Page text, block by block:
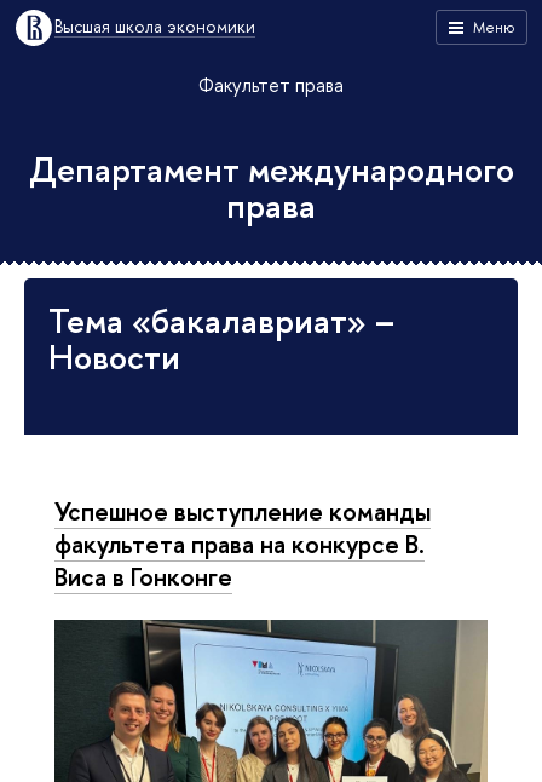
Меню
Высшая школа экономики
Факультет права
Департамент международного
права
Тема «бакалавриат» –
Новости
Успешное выступление команды
факультета права на конкурсе В.
Виса в Гонконге